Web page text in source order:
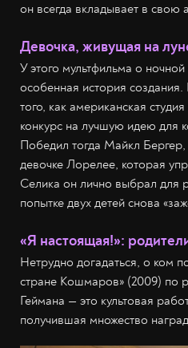
он всегда вкладывает в свою
Девочка, живущая на
У этого мультфильма о ночной
особенная история
того, как американская
конкурс на лучшую идею для
Победил тогда Майкл
девочке Лорелее, которая
Селика он лично выбрал для
попытке двух детей снова
«Я настоящая!»:
Нетрудно догадаться, о ком
стране Кошмаров» (2009) по
Геймана — это культовая
получившая множество